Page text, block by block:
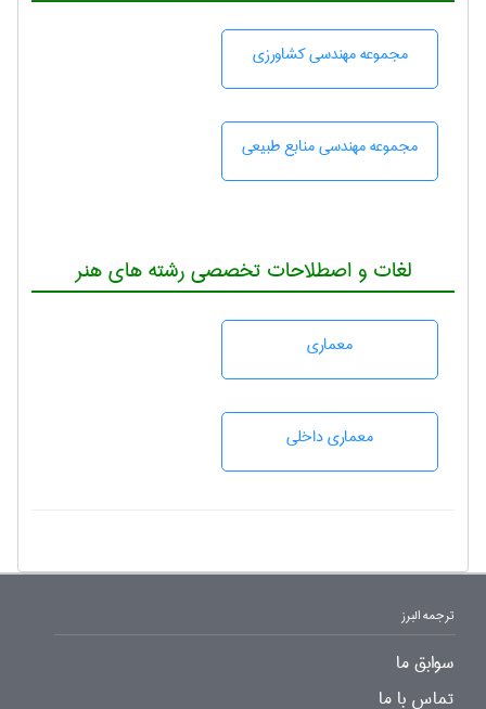
مجموعه مهندسی كشاورزی
مجموعه مهندسی منابع طبيعی
لغات و اصطلاحات تخصصی رشته های هنر
معماری
معماری داخلی
ترجمه البرز
سوابق ما
تماس با ما